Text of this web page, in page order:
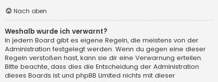
Nach oben
Weshalb wurde ich verwarnt?
In jedem Board gibt es eigene Regeln, die meistens von der
Administration festgelegt werden. Wenn du gegen eine dieser
Regeln verstoßen hast, kann sie dir eine Verwarnung erteilen.
Bitte beachte, dass dies die Entscheidung der Administration
dieses Boards ist und phpBB Limited nichts mit dieser